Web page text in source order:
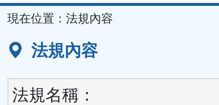
容
區
現在位置： 法規內容
法規內容
法規名稱：